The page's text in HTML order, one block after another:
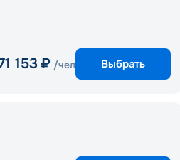
153 ₽ /чел Выбрать